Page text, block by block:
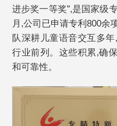
进步奖一等奖”,是国家级
月,公司已申请专利800余
队深耕儿童语音交互多
行业前列。这些积累,确
和可靠性。